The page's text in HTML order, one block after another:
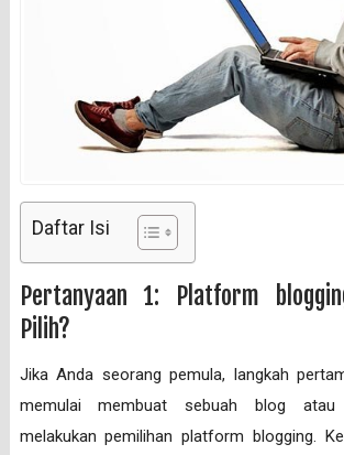
Daftar Isi
Pertanyaan 1: Platform
Pilih?
Jika Anda seorang pemula, langkah
memulai membuat sebuah blog atau
melakukan pemilihan platform blogging.